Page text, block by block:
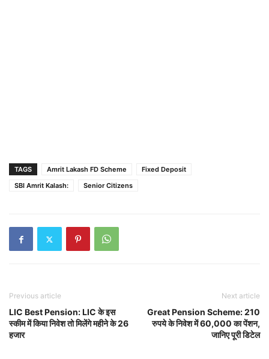
TAGS Amrit Lakash FD Scheme
Fixed Deposit
SBI Amrit Kalash:
Senior Citizens
Previous article
LIC Best Pension: LIC के इस
स्कीम में किया निवेश तो मिलेंगे महीने के 26
हजार
Next article
Great Pension Scheme: 210
रुपये के निवेश में 60,000 का पेंशन,
जानिए पूरी डिटेल